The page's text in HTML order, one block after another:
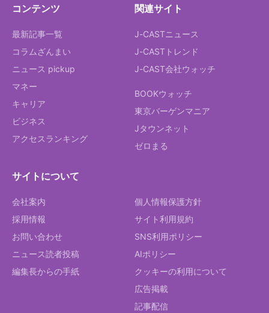
コンテンツ
最新記事一覧
コラムざんまい
ニュース pickup
マネー
キャリア
ビジネス
アクセスランキング
関連サイト
J-CASTニュース
J-CASTトレンド
J-CAST会社ウォッチ
BOOKウォッチ
東京バーゲンマニア
Jタウンネット
ゼロまる
サイトについて
会社案内
採用情報
お問い合わせ
ニュース読者投稿
編集長からの手紙
個人情報保護方針
サイト利用規約
SNS利用ポリシー
AIポリシー
クッキーの利用について
広告掲載
記事配信